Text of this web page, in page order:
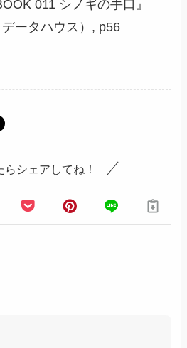
011 シノギの手口』
データハウス）, p56
らシェアしてね！